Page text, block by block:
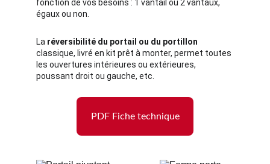
fonction de vos besoins : 1 vantail ou 2 vantaux,
égaux ou non.
La réversibilité du portail ou du portillon
classique, livré en kit prêt à monter, permet toutes
les ouvertures intérieures ou extérieures,
poussant droit ou gauche, etc.
PDF Fiche technique